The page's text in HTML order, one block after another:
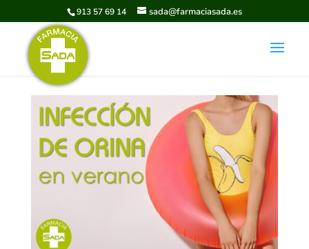
913 57 69 14 sada@farmaciasada.es